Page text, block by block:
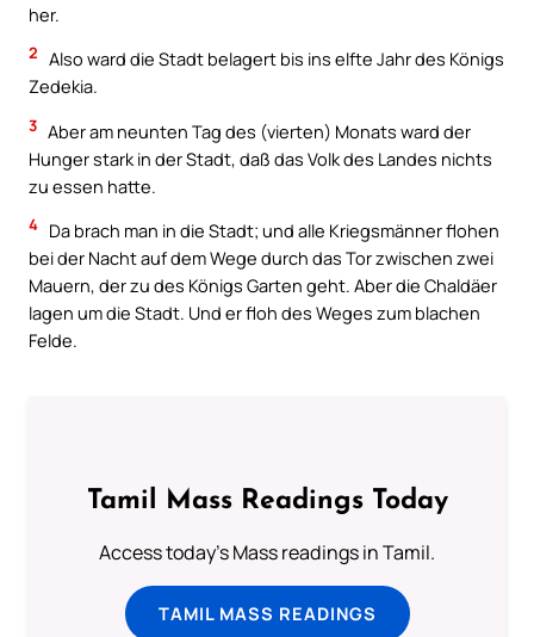
her.
2 Also ward die Stadt belagert bis ins elfte Jahr des Königs
Zedekia.
3 Aber am neunten Tag des (vierten) Monats ward der
Hunger stark in der Stadt, daß das Volk des Landes nichts
zu essen hatte.
4 Da brach man in die Stadt; und alle Kriegsmänner flohen
bei der Nacht auf dem Wege durch das Tor zwischen zwei
Mauern, der zu des Königs Garten geht. Aber die Chaldäer
lagen um die Stadt. Und er floh des Weges zum blachen
Felde.
Tamil Mass Readings Today
Access today's Mass readings in Tamil.
TAMIL MASS READINGS